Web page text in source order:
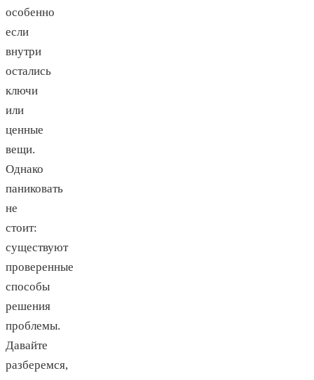
особенно
если
внутри
остались
ключи
или
ценные
вещи.
Однако
паниковать
не
стоит:
существуют
проверенные
способы
решения
проблемы.
Давайте
разберемся,